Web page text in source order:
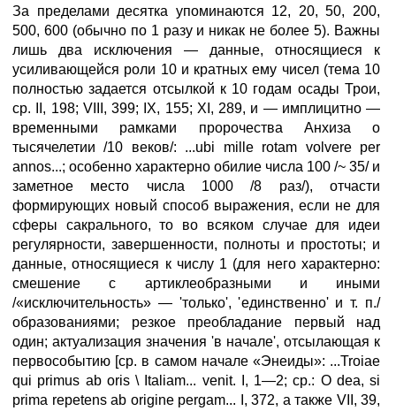
За пределами десятка упоминаются 12, 20, 50, 200,
500, 600 (обычно по 1 разу и никак не более 5). Важны
лишь два исключения — данные, относящиеся к
усиливающейся роли 10 и кратных ему чисел (тема 10
полностью задается отсылкой к 10 годам осады Трои,
ср. II, 198; VIII, 399; IX, 155; XI, 289, и — имплицитно —
временными рамками пророчества Анхиза о
тысячелетии /10 веков/: ...ubi mille rotam volvere per
annos...; особенно характерно обилие числа 100 /~ 35/ и
заметное место числа 1000 /8 раз/), отчасти
формирующих новый способ выражения, если не для
сферы сакрального, то во всяком случае для идеи
регулярности, завершенности, полноты и простоты; и
данные, относящиеся к числу 1 (для него характерно:
смешение с артиклеобразными и иными
/«исключительность» — 'только', 'единственно' и т. п./
образованиями; резкое преобладание первый над
один; актуализация значения 'в начале', отсылающая к
первособытию [ср. в самом начале «Энеиды»: ...Troiae
qui primus ab oris \ Italiam... venit. I, 1—2; ср.: О dea, si
prima repetens ab origine pergam... I, 372, а также VII, 39,